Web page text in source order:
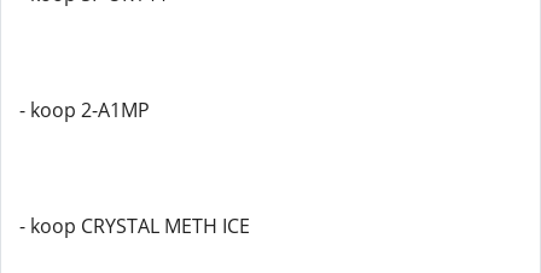
- koop 2-A1MP
- koop CRYSTAL METH ICE